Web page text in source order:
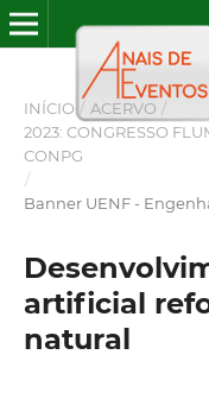
INÍCIO / ACERVO /
2023: CONGRESSO
CONPG
/
Banner UENF -
artificial
natural